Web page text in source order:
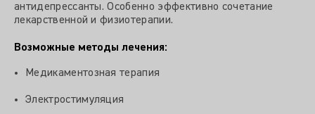
антидепрессанты. Особенно эффективно сочетание
лекарственной и физиотерапии.
Возможные методы лечения:
Медикаментозная терапия
Электростимуляция